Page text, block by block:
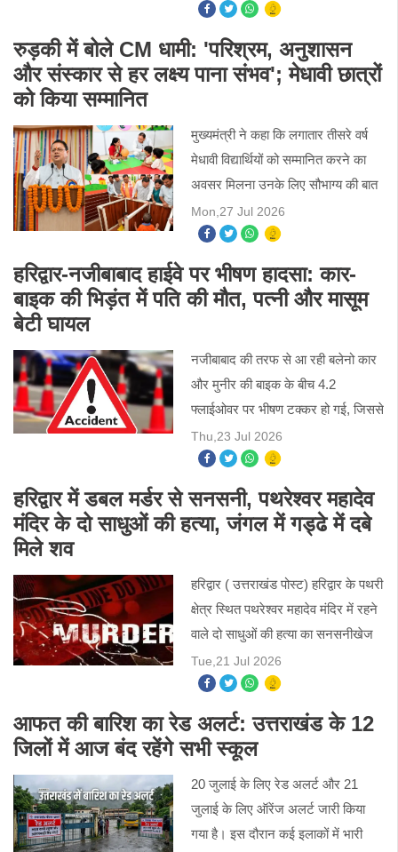
पहचान गुर्जर समुदाय के एहसान पुत्र यूसु
रुड़की में बोले CM धामी: 'परिश्रम, अनुशासन
और संस्कार से हर लक्ष्य पाना संभव'; मेधावी छात्रों
को किया सम्मानित
मुख्यमंत्री ने कहा कि लगातार तीसरे वर्ष
मेधावी विद्यार्थियों को सम्मानित करने का
अवसर मिलना उनके लिए सौभाग्य की बात
है। उन्होंने छात्रों से कहा कि परिश्रम,
अनुशासन और संस्कारों के बल पर जीवन
में किसी
Mon,27 Jul 2026
हरिद्वार-नजीबाबाद हाईवे पर भीषण हादसा: कार-
बाइक की भिड़ंत में पति की मौत, पत्नी और मासूम
बेटी घायल
नजीबाबाद की तरफ से आ रही बलेनो कार
और मुनीर की बाइक के बीच 4.2
फ्लाईओवर पर भीषण टक्कर हो गई, जिससे
दोनों वाहन बुरी तरह क्षतिग्रस्त हो गए।
Thu,23 Jul 2026
हरिद्वार में डबल मर्डर से सनसनी, पथरेश्वर महादेव
मंदिर के दो साधुओं की हत्या, जंगल में गड्ढे में दबे
मिले शव
हरिद्वार ( उत्तराखंड पोस्ट) हरिद्वार के पथरी
क्षेत्र स्थित पथरेश्वर महादेव मंदिर में रहने
वाले दो साधुओं की हत्या का सनसनीखेज
मामला सामने आया है। दोनों साधुओं के शव
मंदिर के पास जंगल में गड्ढा खोदकर
Tue,21 Jul 2026
आफत की बारिश का रेड अलर्ट: उत्तराखंड के 12
जिलों में आज बंद रहेंगे सभी स्कूल
20 जुलाई के लिए रेड अलर्ट और 21
जुलाई के लिए ऑरेंज अलर्ट जारी किया
गया है। इस दौरान कई इलाकों में भारी